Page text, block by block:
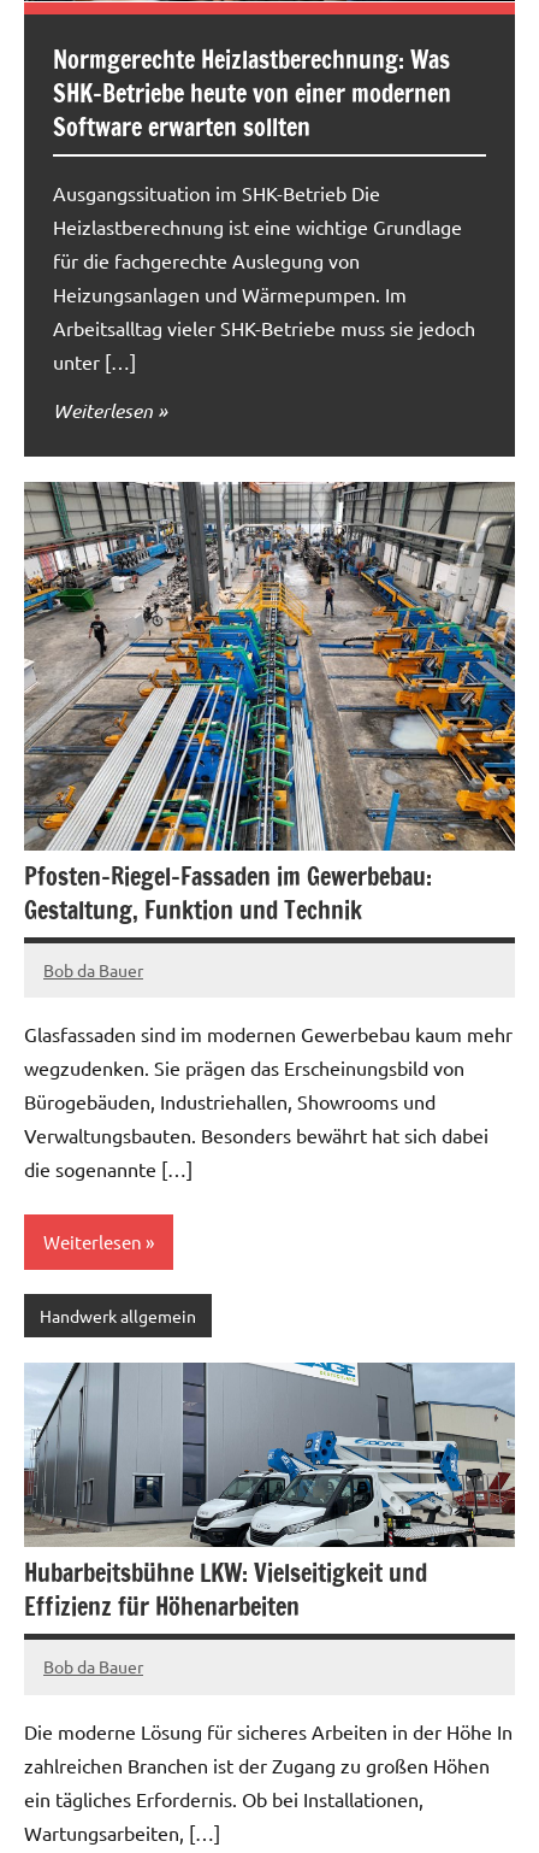
Normgerechte Heizlastberechnung: Was
SHK-Betriebe heute von einer modernen
Software erwarten sollten
Ausgangssituation im SHK-Betrieb Die
Heizlastberechnung ist eine wichtige Grundlage
für die fachgerechte Auslegung von
Heizungsanlagen und Wärmepumpen. Im
Arbeitsalltag vieler SHK-Betriebe muss sie jedoch
unter […]
Weiterlesen
Pfosten-Riegel-Fassaden im Gewerbebau:
Gestaltung, Funktion und Technik
September
2025
Bob da Bauer
Glasfassaden sind im modernen Gewerbebau kaum mehr
wegzudenken. Sie prägen das Erscheinungsbild von
Bürogebäuden, Industriehallen, Showrooms und
Verwaltungsbauten. Besonders bewährt hat sich dabei
die sogenannte […]
Weiterlesen
Handwerk allgemein
Hubarbeitsbühne LKW: Vielseitigkeit und
Effizienz für Höhenarbeiten
Juli
2025
Bob da Bauer
Die moderne Lösung für sicheres Arbeiten in der Höhe In
zahlreichen Branchen ist der Zugang zu großen Höhen
ein tägliches Erfordernis. Ob bei Installationen,
Wartungsarbeiten, […]